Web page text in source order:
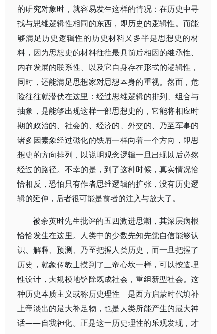
的研究对象时，就容易发生这样的情况：在历史中寻
找与思维逻辑性相同的东西，即历史的逻辑性。而能
够满足历史逻辑性的历史材料又多半是思想史的材
料，因为思想史的材料往往最具前后相因的继承性、
内在发展的联系性、以及它自身存在形式的逻辑性，
同时，还能满足思想家对思想本身的重视。然而，危
险往往就潜伏在这里：经过思维逻辑的排列、组合与
抽象，是能够出现这样一部思想史的，它能将相应时
期的政治的、社会的、经济的、外交的、乃至军事的
诸多因素象经过磁化的铁屑一样向着一个方向，即思
想史的方向排列，以说明观念逻辑一旦出现以后必然
经过的路径。不幸的是，到了这种时候，真实情况恰
恰相反，恐怕只有作者思维逻辑的扩张，没有历史逻
辑的延伸，后者很可能是前者的注入与放大了。
被余英时先生批评的五四激进思潮，其深层病根
恰恰发生在这里。人类中的少数先知先觉自信能够认
识、解释、预测、乃至把握人类历史，而一旦把握了
历史，就象传教士摸到了上帝心坎一样，可以按造理
性设计，大规模地铲除既成社会，重组新型社会。这
种历史本质主义或称历史理性，是西方启蒙时代填补
上帝淡出的最大补足物，也是人类所能产生的最大神
话——自我神化。正是这一历史理性的乐观发现，才